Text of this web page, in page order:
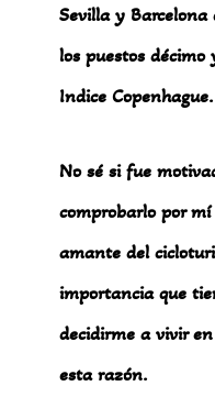
Sevilla y
los puestos
Indice Copenhague.
No sé si fue
comprobarlo por
amante del
importancia que
decidirme a vivir
esta razón.